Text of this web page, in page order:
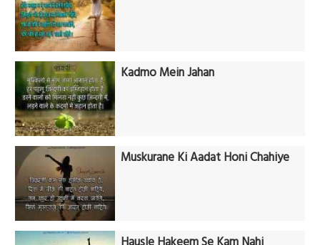
Kadmo Mein Jahan
Muskurane Ki Aadat Honi Chahiye